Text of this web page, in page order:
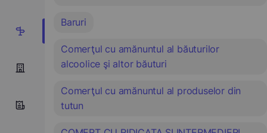
Baruri
Comerţul cu amănuntul al băuturilor
alcoolice şi altor băuturi
Comerţul cu amănuntul al produselor din
tutun